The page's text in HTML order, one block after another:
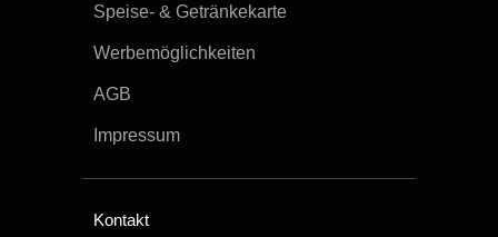
Speise- & Getränkekarte
Werbemöglichkeiten
AGB
Impressum
Kontakt